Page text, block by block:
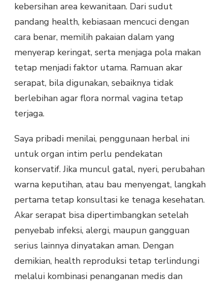
kebersihan area kewanitaan. Dari sudut
pandang health, kebiasaan mencuci dengan
cara benar, memilih pakaian dalam yang
menyerap keringat, serta menjaga pola makan
tetap menjadi faktor utama. Ramuan akar
serapat, bila digunakan, sebaiknya tidak
berlebihan agar flora normal vagina tetap
terjaga.
Saya pribadi menilai, penggunaan herbal ini
untuk organ intim perlu pendekatan
konservatif. Jika muncul gatal, nyeri, perubahan
warna keputihan, atau bau menyengat, langkah
pertama tetap konsultasi ke tenaga kesehatan.
Akar serapat bisa dipertimbangkan setelah
penyebab infeksi, alergi, maupun gangguan
serius lainnya dinyatakan aman. Dengan
demikian, health reproduksi tetap terlindungi
melalui kombinasi penanganan medis dan